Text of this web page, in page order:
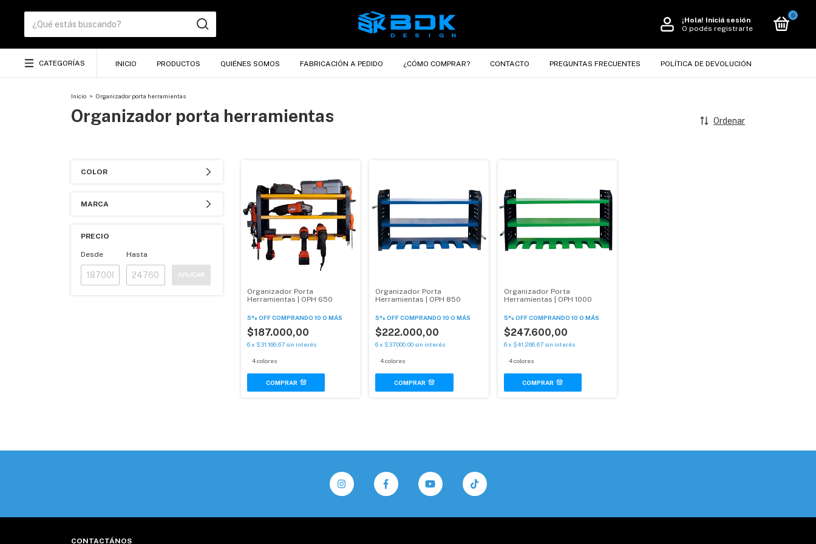
¡Hola! Iniciá sesión
O podés registrarte
0
CATEGORÍAS INICIO PRODUCTOS QUIÉNES SOMOS FABRICACIÓN A PEDIDO ¿CÓMO COMPRAR? CONTACTO PREGUNTAS FRECUENTES POLÍTICA DE DEVOLUCIÓN
Inicio > Organizador porta herramientas
Organizador porta herramientas Ordenar
COLOR
MARCA
PRECIO
Desde Hasta
APLICAR
Organizador Porta
Herramientas | OPH 650
5% OFFCOMPRANDO 10 O MÁS
$187.000,00
6x $31.166,67 sin interés
4 colores
COMPRAR
Organizador Porta
Herramientas | OPH 850
5% OFFCOMPRANDO 10 O MÁS
$222.000,00
6x $37.000,00 sin interés
4 colores
COMPRAR
Organizador Porta
Herramientas | OPH 1000
5% OFF COMPRANDO 10 O MÁS
$247.600,00
6 x $41.266,67 sin interés
4 colores
COMPRAR
CONTACTÁNOS